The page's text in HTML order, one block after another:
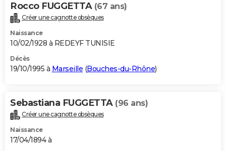
Rocco FUGGETTA (67 ans)
Créer une cagnotte obsèques
Naissance
10/02/1928 à REDEYF TUNISIE
Décès
19/10/1995 à Marseille (Bouches-du-Rhône)
Sebastiana FUGGETTA (96 ans)
Créer une cagnotte obsèques
Naissance
17/04/1894 à